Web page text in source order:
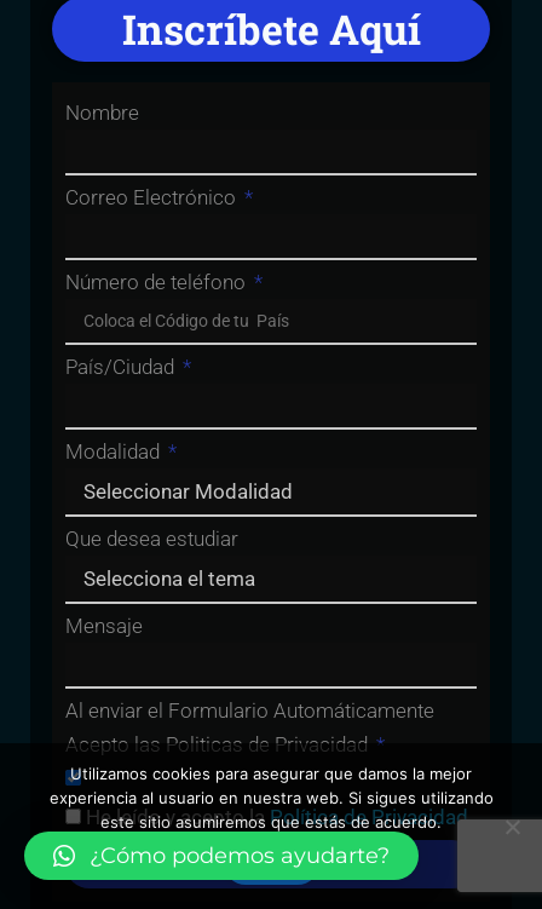
Inscríbete Aquí
Nombre
Correo Electrónico
Número de teléfono
País/Ciudad
Modalidad
Que desea estudiar
Mensaje
Al enviar el Formulario Automáticamente
Acepto las Politicas de Privacidad
He leído y acepto la Política de Privacidad
Enviar
¿Cómo podemos ayudarte?
Utilizamos cookies para asegurar que damos la mejor
experiencia al usuario en nuestra web. Si sigues utilizando
este sitio asumiremos que estás de acuerdo.
Vale